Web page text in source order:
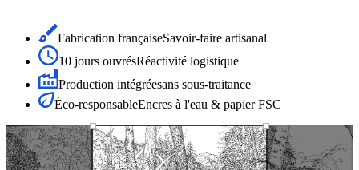
Fabrication françaiseSavoir-faire artisanal
10 jours ouvrésRéactivité logistique
Production intégréesans sous-traitance
Éco-responsableEncres à l'eau & papier FSC